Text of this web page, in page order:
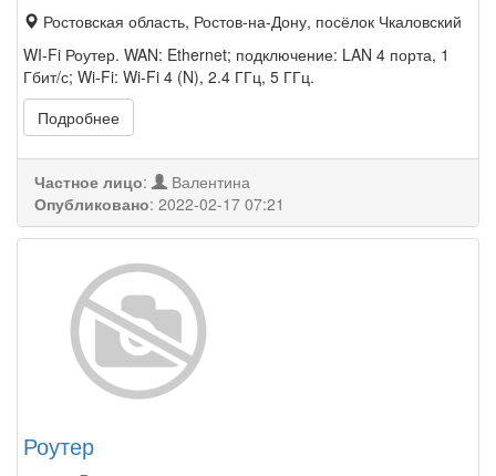
Ростовская область, Ростов-на-Дону, посёлок Чкаловский
WI-Fi Роутер. WAN: Ethernet; подключение: LAN 4 порта, 1
Гбит/с; Wi-Fi: Wi-Fi 4 (N), 2.4 ГГц, 5 ГГц.
Подробнее
Частное лицо:
Валентина
Опубликовано: 2022-02-17 07:21
Роутер